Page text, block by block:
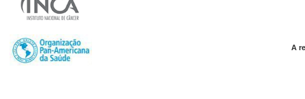
A